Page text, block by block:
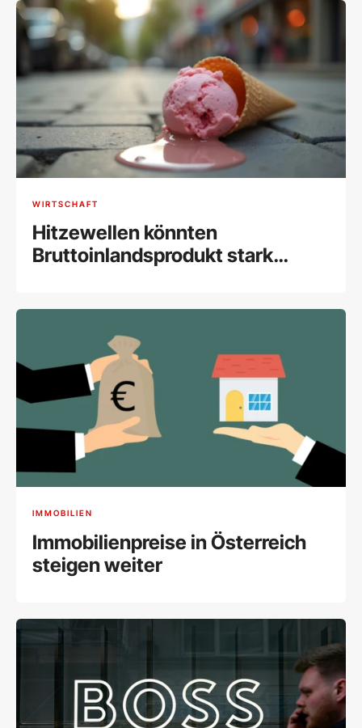
WIRTSCHAFT
Hitzewellen könnten
Bruttoinlandsprodukt stark
IMMOBILIEN
Immobilienpreise in Österreich
steigen weiter